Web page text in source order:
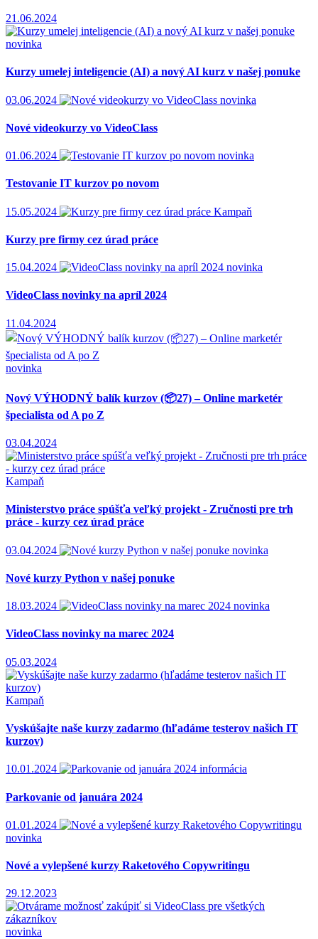
21.06.2024
novinka
Kurzy umelej inteligencie (AI) a nový AI kurz v našej ponuke
03.06.2024 novinka
Nové videokurzy vo VideoClass
01.06.2024 novinka
Testovanie IT kurzov po novom
15.05.2024 Kampaň
Kurzy pre firmy cez úrad práce
15.04.2024 novinka
VideoClass novinky na apríl 2024
11.04.2024
novinka
Nový VÝHODNÝ balík kurzov (📦27) – Online marketér
špecialista od A po Z
03.04.2024
Kampaň
Ministerstvo práce spúšťa veľký projekt - Zručnosti pre trh
práce - kurzy cez úrad práce
03.04.2024 novinka
Nové kurzy Python v našej ponuke
18.03.2024 novinka
VideoClass novinky na marec 2024
05.03.2024
Kampaň
Vyskúšajte naše kurzy zadarmo (hľadáme testerov našich IT
kurzov)
10.01.2024 informácia
Parkovanie od januára 2024
01.01.2024
novinka
Nové a vylepšené kurzy Raketového Copywritingu
29.12.2023
novinka